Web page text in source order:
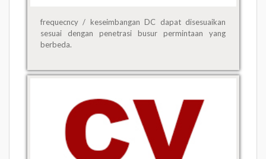
frequecncy / keseimbangan DC dapat disesuaikan
sesuai dengan penetrasi busur permintaan yang
berbeda.